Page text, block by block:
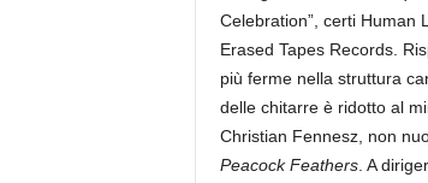
Celebration”, certi Human
Erased Tapes Records.
più ferme nella struttura
delle chitarre è ridotto al
Christian Fennesz, non
Peacock Feathers. A